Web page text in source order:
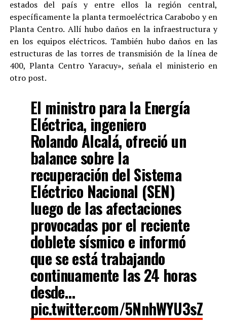
estados del país y entre ellos la región central,
específicamente la planta termoeléctrica Carabobo y en
Planta Centro. Allí hubo daños en la infraestructura y
en los equipos eléctricos. También hubo daños en las
estructuras de las torres de transmisión de la línea de
400, Planta Centro Yaracuy», señala el ministerio en
otro post.
El ministro para la Energía
Eléctrica, ingeniero
Rolando Alcalá, ofreció un
balance sobre la
recuperación del Sistema
Eléctrico Nacional (SEN)
luego de las afectaciones
provocadas por el reciente
doblete sísmico e informó
que se está trabajando
continuamente las 24 horas
desde…
pic.twitter.com/5NnhWYU3sZ